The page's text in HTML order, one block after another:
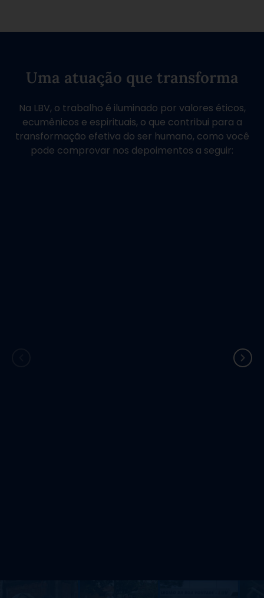
Uma atuação que transforma
Na LBV, o trabalho é iluminado por valores éticos,
ecumênicos e espirituais, o que contribui para a
transformação efetiva do ser humano, como você
pode comprovar nos depoimentos a seguir: